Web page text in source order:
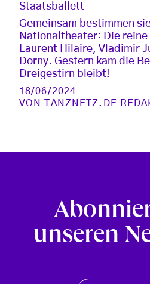
Staatsballett
Gemeinsam bestimmen
Nationaltheater: Die
Laurent Hilaire, Vladimir
Dorny. Gestern kam die
Dreigestirn bleibt!
18/06/2024
VON
TANZNETZ.DE
unseren